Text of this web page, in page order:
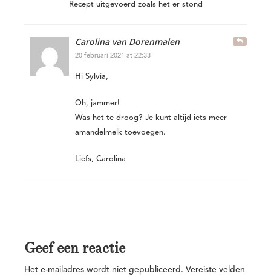
Recept uitgevoerd zoals het er stond
Carolina van Dorenmalen
20 februari 2021 at 22:33
Hi Sylvia,
Oh, jammer!
Was het te droog? Je kunt altijd iets meer
amandelmelk toevoegen.
Liefs, Carolina
Geef een reactie
Het e-mailadres wordt niet gepubliceerd. Vereiste velden